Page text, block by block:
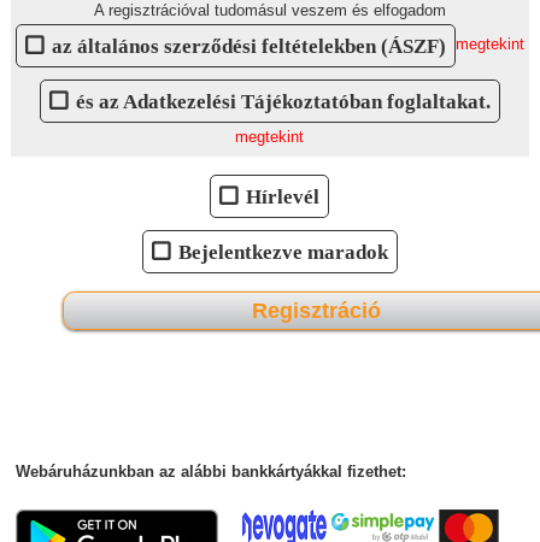
A regisztrációval tudomásul veszem és elfogadom
az általános szerződési feltételekben (ÁSZF) megtekint
és az Adatkezelési Tájékoztatóban foglaltakat.
megtekint
Hírlevél
Bejelentkezve maradok
Regisztráció
Webáruházunkban az alábbi bankkártyákkal fizethet: